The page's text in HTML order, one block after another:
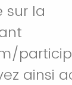
sur la
ainsi